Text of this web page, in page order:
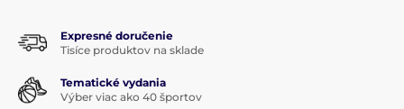
Expresné doručenie
Tisíce produktov na sklade
Tematické vydania
Výber viac ako 40 športov